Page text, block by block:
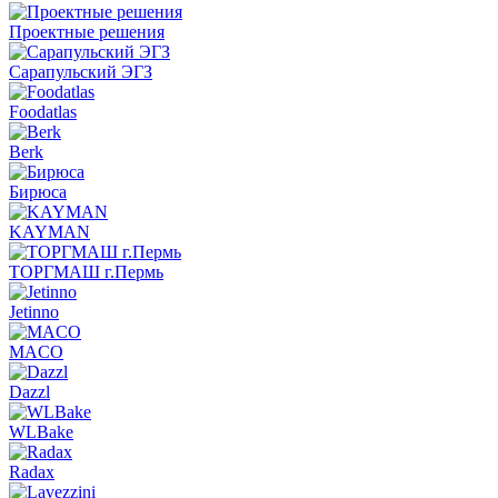
Проектные решения
Сарапульский ЭГЗ
Foodatlas
Berk
Бирюса
KAYMAN
ТОРГМАШ г.Пермь
Jetinno
MACO
Dazzl
WLBake
Radax